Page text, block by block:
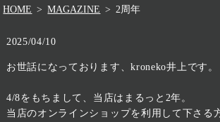
HOME MAGAZINE 2周年
2025/04/10
お世話になっております、kroneko井上です。
4/8をもちまして、当店はまるっと2年。
当店のオンラインショップを利用して下さる